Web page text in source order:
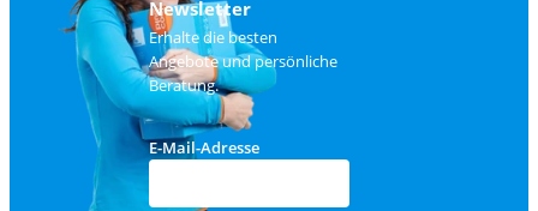
Newsletter
Erhalte die besten
Angebote und persönliche
Beratung.
E-Mail-Adresse